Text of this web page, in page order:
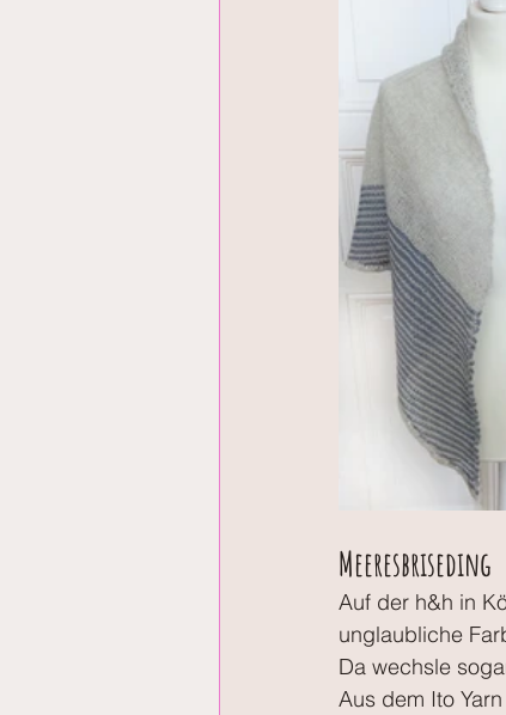
Meeresbriseding
Auf der h&h in
unglaubliche
Da wechsle
Aus dem Ito